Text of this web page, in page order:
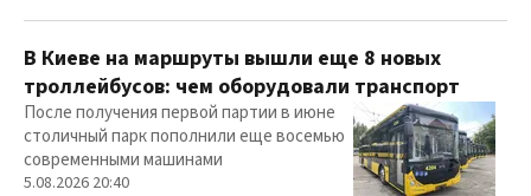
В Киеве на маршруты вышли еще 8 новых
троллейбусов: чем оборудовали транспорт
После получения первой партии в июне
столичный парк пополнили еще восемью
современными машинами
5.08.2026 20:40